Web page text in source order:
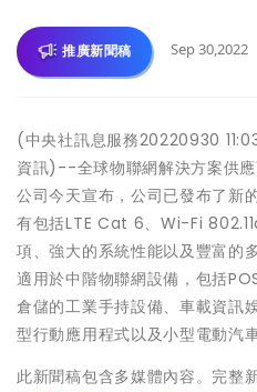
推廣新聞稿 Sep 30,2022
(中央社訊息服務20220930
資訊)--全球物聯網解決方案供
公司今天宣布，公司已發布了新
有包括LTE Cat 6、Wi-Fi
項、強大的系統性能以及豐富的
適用於中階物聯網設備，包括
倉儲的工業手持設備、車載資訊
型行動應用程式以及小型電動汽車
此新聞稿包含多媒體內容。完整